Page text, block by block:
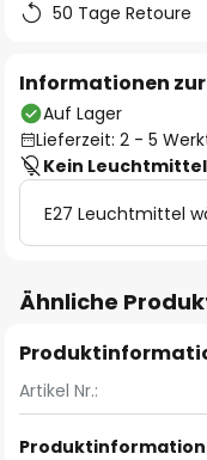
50 Tage Retoure
Informationen
Auf Lager
Lieferzeit: 2 - 5
Kein Leuchtmittel
E27 Leuchtmittel
Ähnliche
Artikel Nr.: